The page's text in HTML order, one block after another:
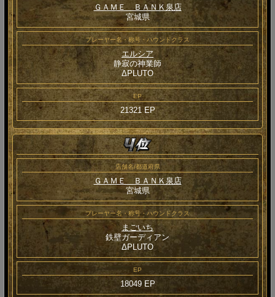
ＧＡＭＥ ＢＡＮＫ泉店
宮城県
プレーヤー名・称号・ハウンドクラス
エルシア
静寂の神業師
ΔPLUTO
EP
21321 EP
店舗名/都道府県
ＧＡＭＥ ＢＡＮＫ泉店
宮城県
プレーヤー名・称号・ハウンドクラス
まごいち
鉄壁ガーディアン
ΔPLUTO
EP
18049 EP